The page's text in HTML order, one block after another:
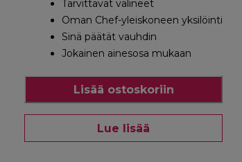
Tarvittavat välineet
Oman Chef-yleiskoneen yksilöinti
Sinä päätät vauhdin
Jokainen ainesosa mukaan
Lisää ostoskoriin
Lue lisää